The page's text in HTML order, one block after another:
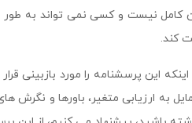
کامل نیست و کسی نمی تواند به
کند.
این پرسشنامه را مورد بازبینی
به ارزیابی متغیر، باورها و